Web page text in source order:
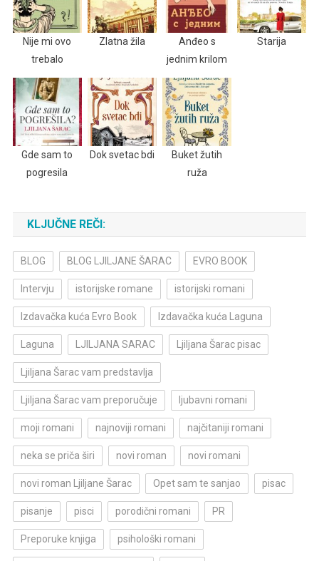
Nije mi ovo
trebalo
Zlatna žila
Anđeo s
jednim krilom
Starija
Gde sam to
pogresila
Dok svetac bdi
Buket žutih
ruža
KLJUČNE REČI:
BLOG BLOG LJILJANE ŠARAC EVRO BOOK
Intervju istorijske romane istorijski romani
Izdavačka kuća Evro Book Izdavačka kuća Laguna
Laguna LJILJANA SARAC Ljiljana Šarac pisac
Ljiljana Šarac vam predstavlja
Ljiljana Šarac vam preporučuje ljubavni romani
moji romani najnoviji romani najčitaniji romani
neka se priča širi novi roman novi romani
novi roman Ljiljane Šarac Opet sam te sanjao pisac
pisanje pisci porodični romani PR
Preporuke knjiga psihološki romani